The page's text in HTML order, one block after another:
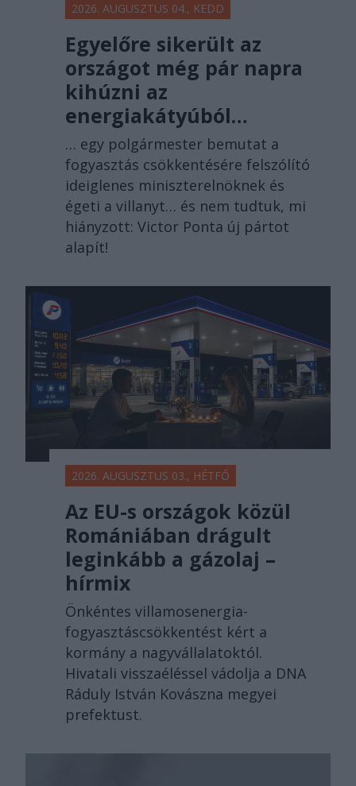
2026. AUGUSZTUS 04., KEDD
Egyelőre sikerült az
országot még pár napra
kihúzni az
energiakátyúból…
… egy polgármester bemutat a
fogyasztás csökkentésére felszólító
ideiglenes miniszterelnöknek és
égeti a villanyt… és nem tudtuk, mi
hiányzott: Victor Ponta új pártot
alapít!
2026. AUGUSZTUS 03., HÉTFŐ
Az EU-s országok közül
Romániában drágult
leginkább a gázolaj –
hírmix
Önkéntes villamosenergia-
fogyasztáscsökkentést kért a
kormány a nagyvállalatoktól.
Hivatali visszaéléssel vádolja a DNA
Ráduly István Kovászna megyei
prefektust.